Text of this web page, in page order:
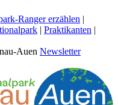
Ranger erzählen |
| Praktikanten |
Auen Newsletter